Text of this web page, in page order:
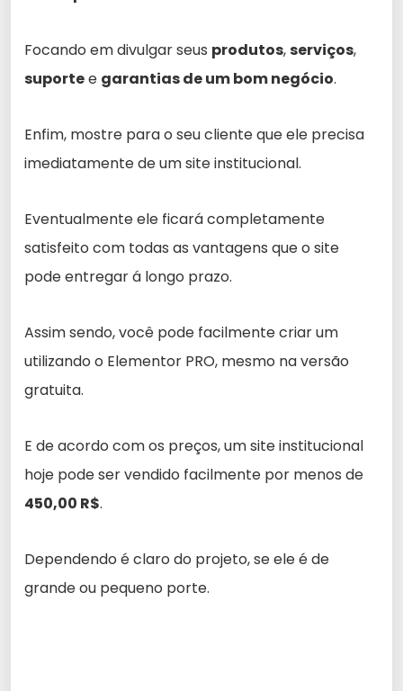
Focando em divulgar seus produtos,serviços,
suportee garantias de um bom negócio.
Enfim, mostre para o seu cliente que ele precisa
imediatamente de um site institucional.
Eventualmente ele ficará completamente
satisfeito com todas as vantagens que o site
pode entregar á longo prazo.
Assim sendo, você pode facilmente criar um
utilizando o Elementor PRO, mesmo na versão
gratuita.
E de acordo com os preços, um site institucional
hoje pode ser vendido facilmente por menos de
450,00 R$.
Dependendo é claro do projeto, se ele é de
grande ou pequeno porte.